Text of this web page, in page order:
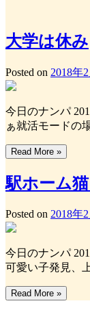
大学は休み
Posted on 2018年
今日のナンパ
ぁ就活モードの
Read More »
駅ホーム
Posted on 2018年
今日のナンパ
可愛い子発見、
Read More »